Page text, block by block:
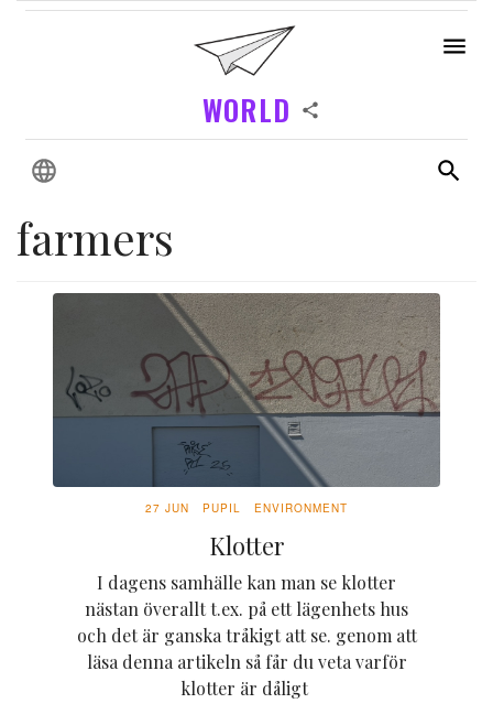
WORLD
farmers
27 JUN PUPIL ENVIRONMENT
Klotter
I dagens samhälle kan man se klotter
nästan överallt t.ex. på ett lägenhets hus
och det är ganska tråkigt att se. genom att
läsa denna artikeln så får du veta varför
klotter är dåligt